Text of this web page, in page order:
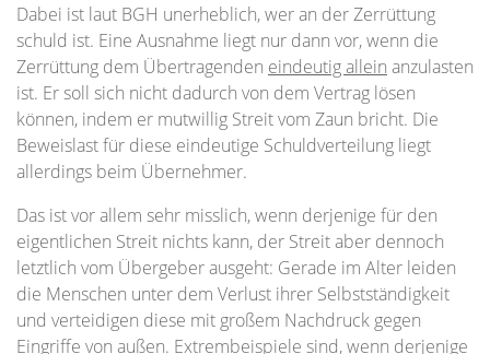
Dabei ist laut BGH unerheblich, wer an der Zerrüttung
schuld ist. Eine Ausnahme liegt nur dann vor, wenn die
Zerrüttung dem Übertragenden eindeutig allein anzulasten
ist. Er soll sich nicht dadurch von dem Vertrag lösen
können, indem er mutwillig Streit vom Zaun bricht. Die
Beweislast für diese eindeutige Schuldverteilung liegt
allerdings beim Übernehmer.
Das ist vor allem sehr misslich, wenn derjenige für den
eigentlichen Streit nichts kann, der Streit aber dennoch
letztlich vom Übergeber ausgeht: Gerade im Alter leiden
die Menschen unter dem Verlust ihrer Selbstständigkeit
und verteidigen diese mit großem Nachdruck gegen
Eingriffe von außen. Extrembeispiele sind, wenn derjenige